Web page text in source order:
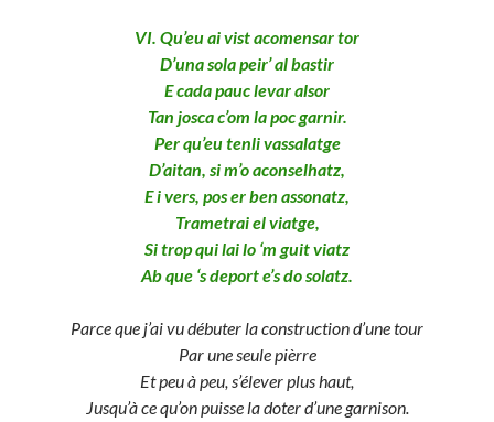
VI. Qu’eu ai vist acomensar tor
D’una sola peir’ al bastir
E cada pauc levar alsor
Tan josca c’om la poc garnir.
Per qu’eu tenli vassalatge
D’aitan, si m’o aconselhatz,
E i vers, pos er ben assonatz,
Trametrai el viatge,
Si trop qui lai lo ‘m guit viatz
Ab que ‘s deport e’s do solatz.
Parce que j’ai vu débuter la construction d’une tour
Par une seule pièrre
Et peu à peu, s’élever plus haut,
Jusqu’à ce qu’on puisse la doter d’une garnison.